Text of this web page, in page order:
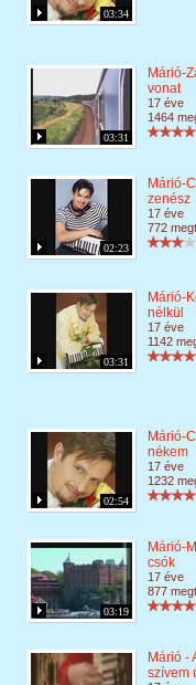
03:34
03:31
Márió-
vonat
17 éve
1464
02:23
Márió-
zenész
17 éve
772
03:31
Márió-
nélkül
17 éve
1142
02:54
Márió-
nékem
17 éve
1232
03:19
Márió-
csók
17 éve
877
Márió -
szívem